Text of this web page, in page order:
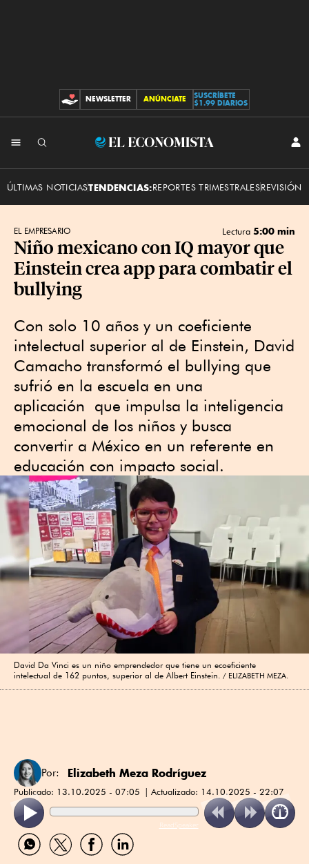
CONTRIBUCIONES
NEWSLETTER ANÚNCIATE
SUSCRÍBETE
$1.99 DIARIOS
El
ÚLTIMAS NOTICIASTENDENCIAS:REPORTES TRIMESTRALESREVISIÓN
EL EMPRESARIO Lectura 5:00 min
Niño mexicano con IQ mayor que
Einstein crea app para combatir el
bullying
Con solo 10 años y un coeficiente
intelectual superior al de Einstein, David
Camacho transformó el bullying que
sufrió en la escuela en una
aplicación que impulsa la inteligencia
emocional de los niños y busca
convertir a México en un referente en
educación con impacto social.
David Da Vinci es un niño emprendedor que tiene un ecoeficiente
intelectual de 162 puntos, superior al de Albert Einstein.
ELIZABETH MEZA.
Por: Elizabeth Meza Rodríguez
Publicado: 13.10.2025 - 07:05 Actualizado: 14.10.2025 - 22:07
ReadSpeaker
Compartir
por
Compartir
por
Compartir
por
Compartir
por